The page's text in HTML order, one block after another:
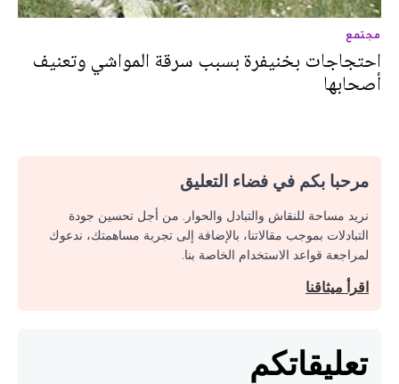
مجتمع
احتجاجات بخنيفرة بسبب سرقة المواشي وتعنيف
أصحابها
مرحبا بكم في فضاء التعليق
نريد مساحة للنقاش والتبادل والحوار. من أجل تحسين جودة
التبادلات بموجب مقالاتنا، بالإضافة إلى تجربة مساهمتك، ندعوك
لمراجعة قواعد الاستخدام الخاصة بنا.
اقرأ ميثاقنا
تعليقاتكم